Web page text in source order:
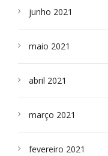
junho 2021
maio 2021
abril 2021
março 2021
fevereiro 2021